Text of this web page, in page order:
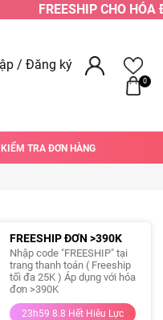
FREESHIP CHO HÓA
/ Đăng ký
0
KIỂM TRA ĐƠN HÀNG
FREESHIP ĐƠN >390K
Nhập code "FREESHIP" tại
trang thanh toán ( Freeship
tối đa 25K ) Áp dụng với hóa
đơn >390K
23h59 8.8 Hết Hiêu Lực